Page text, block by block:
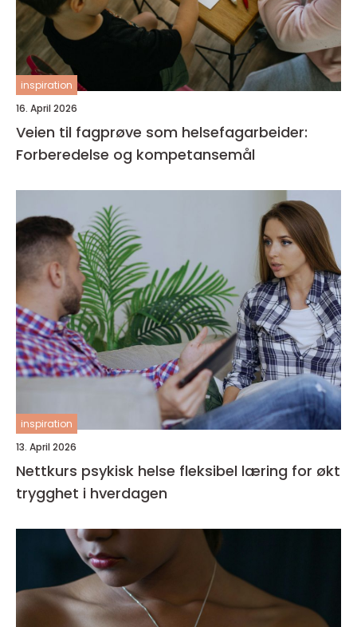
inspiration
16. April 2026
Veien til fagprøve som helsefagarbeider:
Forberedelse og kompetansemål
inspiration
13. April 2026
Nettkurs psykisk helse fleksibel læring for økt
trygghet i hverdagen